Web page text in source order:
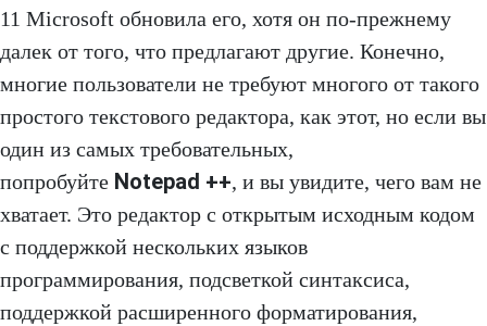
11 Microsoft обновила его, хотя он по-прежнему
далек от того, что предлагают другие. Конечно,
многие пользователи не требуют многого от такого
простого текстового редактора, как этот, но если вы
один из самых требовательных,
попробуйте Notepad ++, и вы увидите, чего вам не
хватает. Это редактор с открытым исходным кодом
с поддержкой нескольких языков
программирования, подсветкой синтаксиса,
поддержкой расширенного форматирования,